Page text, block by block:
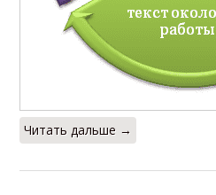
Читать дальше →